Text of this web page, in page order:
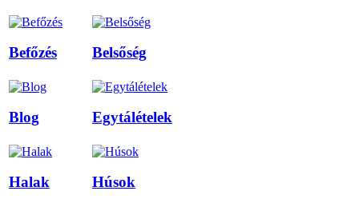
Befőzés Belsőség
Blog Egytálételek
Halak Húsok